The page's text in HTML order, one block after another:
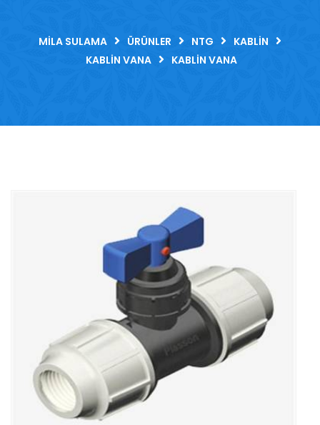
MILA SULAMA ÜRÜNLER NTG
KABLIN
KABLIN VANA
KABLIN VANA